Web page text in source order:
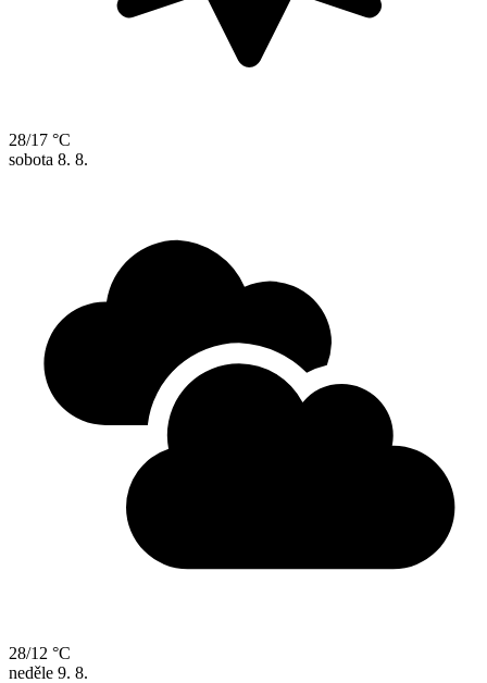
28/17 °C
sobota 8. 8.
28/12 °C
neděle 9. 8.